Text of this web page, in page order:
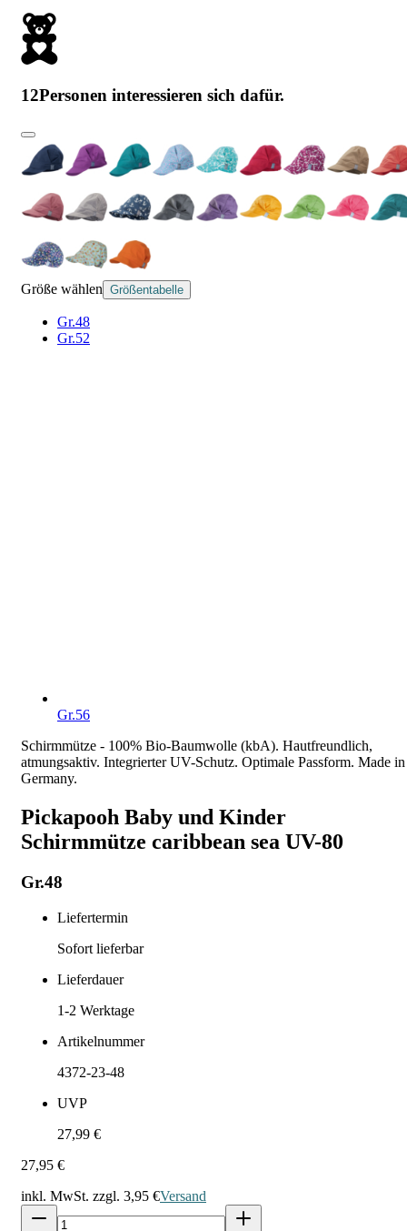
12Personen interessieren sich dafür.
Größe wählen Größentabelle
Gr.48
Gr.52
Gr.56
Schirmmütze - 100% Bio-Baumwolle (kbA). Hautfreundlich,
atmungsaktiv. Integrierter UV-Schutz. Optimale Passform. Made in
Germany.
Pickapooh Baby und Kinder
Schirmmütze caribbean sea UV-80
Gr.48
Liefertermin
Sofort lieferbar
Lieferdauer
1-2 Werktage
Artikelnummer
4372-23-48
UVP
27,99 €
27,95 €
inkl. MwSt. zzgl. 3,95 €Versand